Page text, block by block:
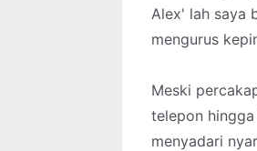
Alex' lah saya
mengurus
Meski
telepon
menyadari